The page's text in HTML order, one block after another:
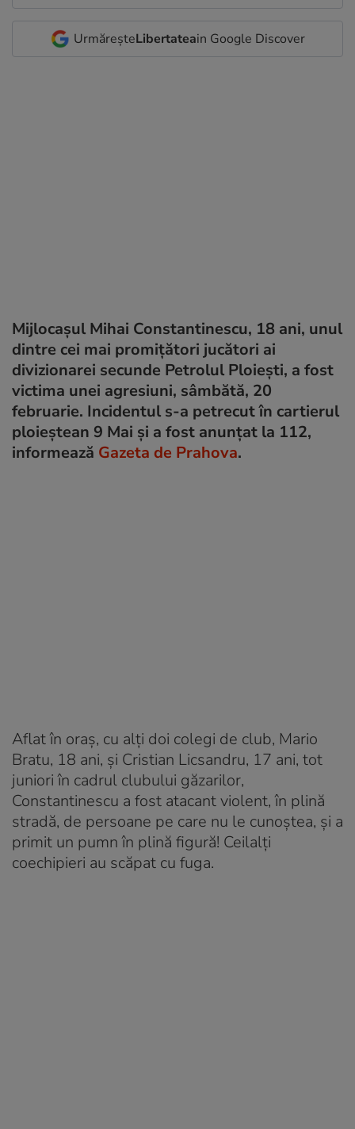
UrmăreșteLibertateain Google Discover
Mijlocașul Mihai Constantinescu, 18 ani, unul
dintre cei mai promițători jucători ai
divizionarei secunde Petrolul Ploiești, a fost
victima unei agresiuni, sâmbătă, 20
februarie. Incidentul s-a petrecut în cartierul
ploieștean 9 Mai și a fost anunțat la 112,
informează Gazeta de Prahova.
Aflat în oraș, cu alți doi colegi de club, Mario
Bratu, 18 ani, și Cristian Licsandru, 17 ani, tot
juniori în cadrul clubului găzarilor,
Constantinescu a fost atacant violent, în plină
stradă, de persoane pe care nu le cunoștea, și a
primit un pumn în plină figură! Ceilalți
coechipieri au scăpat cu fuga.